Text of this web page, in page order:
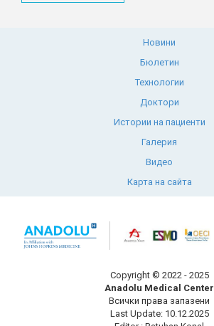
Новини
Бюлетин
Технологии
Доктори
Истории на пациенти
Галерия
Видео
Карта на сайта
Copyright © 2022 - 2025
Anadolu Medical Center
Всички права запазени
Last Update: 10.12.2025